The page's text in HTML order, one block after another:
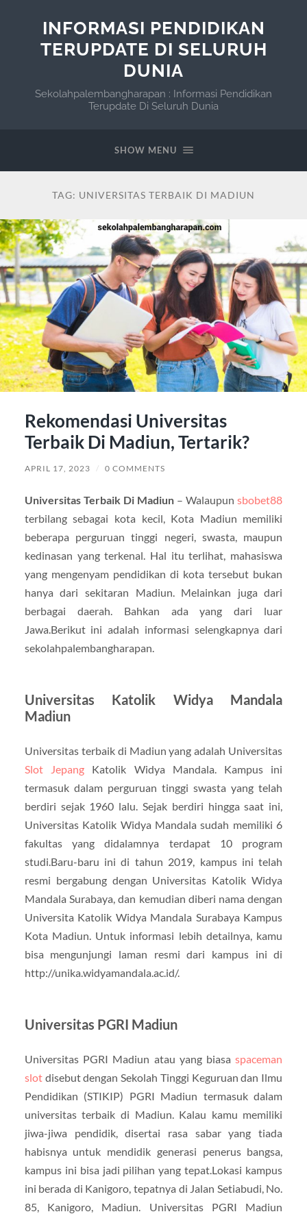
INFORMASI PENDIDIKAN
TERUPDATE DI SELURUH
DUNIA
Sekolahpalembangharapan : Informasi Pendidikan
Terupdate Di Seluruh Dunia
SHOW MENU
TAG: UNIVERSITAS TERBAIK DI MADIUN
Rekomendasi Universitas
Terbaik Di Madiun, Tertarik?
APRIL 17, 2023 / 0 COMMENTS
Universitas Terbaik Di Madiun – Walaupunsbobet88
terbilang sebagai kota kecil, Kota Madiun memiliki
beberapa perguruan tinggi negeri, swasta, maupun
kedinasan yang terkenal. Hal itu terlihat, mahasiswa
yang mengenyam pendidikan di kota tersebut bukan
hanya dari sekitaran Madiun. Melainkan juga dari
berbagai daerah. Bahkan ada yang dari luar
Jawa.Berikut ini adalah informasi selengkapnya dari
sekolahpalembangharapan.
Universitas Katolik Widya Mandala
Madiun
Universitas terbaik di Madiun yang adalah Universitas
Slot Jepang Katolik Widya Mandala. Kampus ini
termasuk dalam perguruan tinggi swasta yang telah
berdiri sejak 1960 lalu. Sejak berdiri hingga saat ini,
Universitas Katolik Widya Mandala sudah memiliki 6
fakultas yang didalamnya terdapat 10 program
studi.Baru-baru ini di tahun 2019, kampus ini telah
resmi bergabung dengan Universitas Katolik Widya
Mandala Surabaya, dan kemudian diberi nama dengan
Universita Katolik Widya Mandala Surabaya Kampus
Kota Madiun. Untuk informasi lebih detailnya, kamu
bisa mengunjungi laman resmi dari kampus ini di
http://unika.widyamandala.ac.id/.
Universitas PGRI Madiun
Universitas PGRI Madiun atau yang biasaspaceman
slotdisebut dengan Sekolah Tinggi Keguruan dan Ilmu
Pendidikan (STIKIP) PGRI Madiun termasuk dalam
universitas terbaik di Madiun. Kalau kamu memiliki
jiwa-jiwa pendidik, disertai rasa sabar yang tiada
habisnya untuk mendidik generasi penerus bangsa,
kampus ini bisa jadi pilihan yang tepat.Lokasi kampus
ini berada di Kanigoro, tepatnya di Jalan Setiabudi, No.
85, Kanigoro, Madiun. Universitas PGRI Madiun